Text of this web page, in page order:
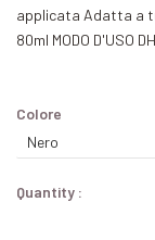
applicata Adatta a
80ml MODO D'USO
Colore
Quantity :